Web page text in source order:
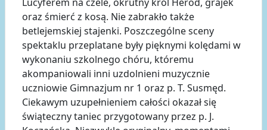
oraz śmierć z kosą. Nie zabrakło także
betlejemskiej stajenki. Poszczególne sceny
spektaklu przeplatane były pięknymi kolędami w
wykonaniu szkolnego chóru, któremu
akompaniowali inni uzdolnieni muzycznie
uczniowie Gimnazjum nr 1 oraz p. T. Susmęd.
Ciekawym uzupełnieniem całości okazał się
świąteczny taniec przygotowany przez p. J.